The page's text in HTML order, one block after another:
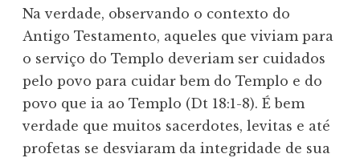
Na verdade, observando o contexto do
Antigo Testamento, aqueles que viviam para
o serviço do Templo deveriam ser cuidados
pelo povo para cuidar bem do Templo e do
povo que ia ao Templo (Dt 18:1-8). É bem
verdade que muitos sacerdotes, levitas e até
profetas se desviaram da integridade de sua